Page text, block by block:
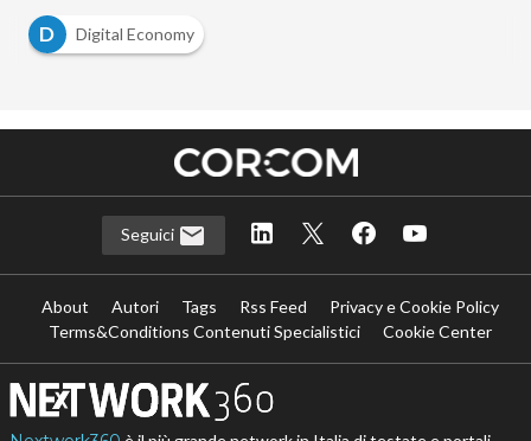
D
Digital Economy
Seguici
About Autori Tags Rss Feed
Privacy e Cookie Policy
Terms&Conditions Contenuti Specialistici
Cookie Center